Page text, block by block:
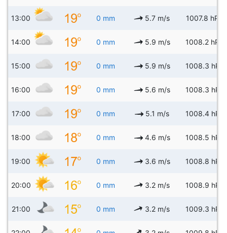
13:00 0 mm 5.7 m/s 1007.8 hPa
14:00 0 mm 5.9 m/s 1008.2 hPa
15:00 0 mm 5.9 m/s 1008.3 hPa
16:00 0 mm 5.6 m/s 1008.3 hPa
17:00 0 mm 5.1 m/s 1008.4 hPa
18:00 0 mm 4.6 m/s 1008.5 hPa
19:00 0 mm 3.6 m/s 1008.8 hPa
20:00 0 mm 3.2 m/s 1008.9 hPa
21:00 0 mm 3.2 m/s 1009.3 hPa